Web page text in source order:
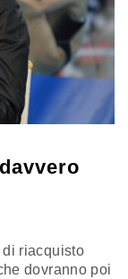
di riacquisto
dovranno poi